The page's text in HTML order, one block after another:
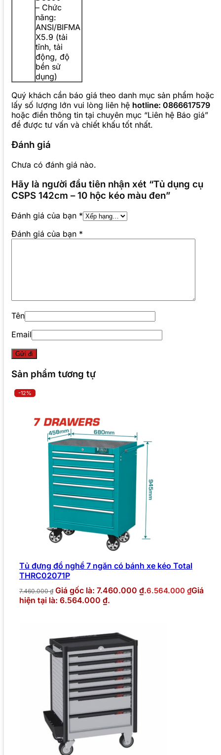
– Chức
năng:
ANSI/BIFMA
X5.9 (tải
tĩnh, tải
động, độ
bền sử
dụng)
Quý khách cần báo giá theo danh mục sản phẩm hoặc
lấy số lượng lớn vui lòng liên hệ hotline: 0866617579
hoặc điền thông tin tại chuyên mục “Liên hệ Báo giá”
để được tư vấn và chiết khấu tốt nhất.
Đánh giá
Chưa có đánh giá nào.
Hãy là người đầu tiên nhận xét “Tủ dụng cụ
CSPS 142cm – 10 hộc kéo màu đen”
Đánh giá của bạn *
Đánh giá của bạn *
Tên
Email
Sản phẩm tương tự
-12%
Tủ đựng đồ nghề 7 ngăn có bánh xe kéo Total
THRC02071P
7.460.000₫ Giá gốc là: 7.460.000 ₫.6.564.000 ₫Giá
hiện tại là: 6.564.000 ₫.